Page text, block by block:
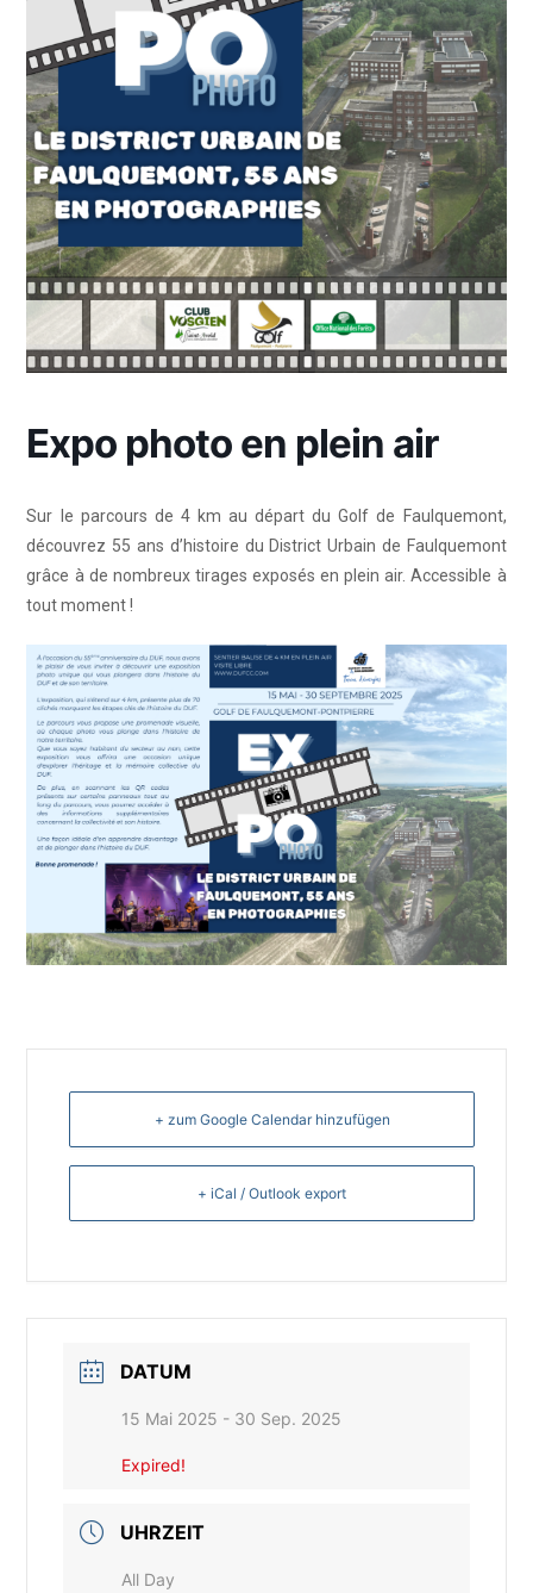
Expo photo en plein air
Sur le parcours de 4 km au départ du Golf de Faulquemont,
découvrez 55 ans d’histoire du District Urbain de Faulquemont
grâce à de nombreux tirages exposés en plein air. Accessible à
tout moment !
+ zum Google Calendar hinzufügen
+ iCal / Outlook export
DATUM
15 Mai 2025 - 30 Sep. 2025
Expired!
UHRZEIT
All Day